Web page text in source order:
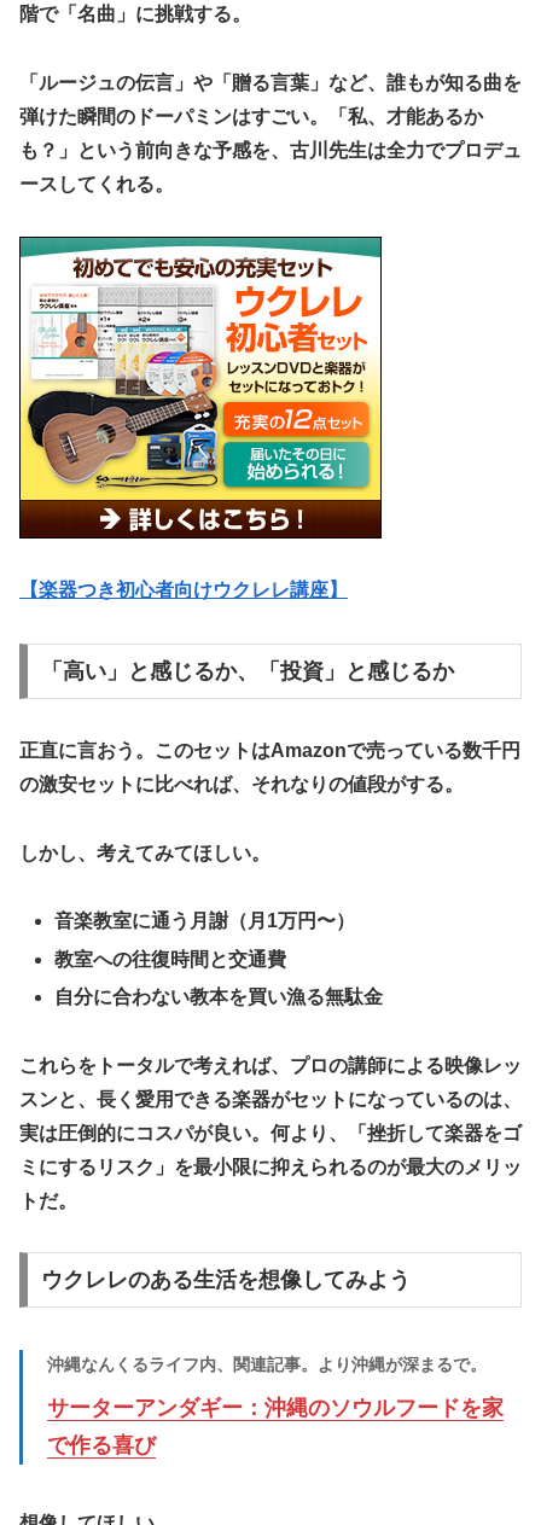
階で「名曲」に挑戦する。
「ルージュの伝言」や「贈る言葉」など、誰もが知る曲を
弾けた瞬間のドーパミンはすごい。「私、才能あるか
も？」という前向きな予感を、古川先生は全力でプロデュ
ースしてくれる。
【楽器つき初心者向けウクレレ講座】
​「高い」と感じるか、「投資」と感じるか
​正直に言おう。このセットはAmazonで売っている数千円
の激安セットに比べれば、それなりの値段がする。
しかし、考えてみてほしい。
​音楽教室に通う月謝（月1万円〜）
​教室への往復時間と交通費
​自分に合わない教本を買い漁る無駄金
​これらをトータルで考えれば、プロの講師による映像レッ
スンと、長く愛用できる楽器がセットになっているのは、
実は圧倒的にコスパが良い。何より、
「挫折して楽器をゴ
ミにするリスク」を最小限に抑えられるのが最大のメリッ
トだ。
​ウクレレのある生活を想像してみよう
沖縄なんくるライフ内、関連記事。より沖縄が深まるで。
サーターアンダギー：沖縄のソウルフードを家
で作る喜び